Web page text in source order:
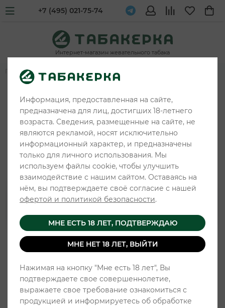
Интернет-магазин жевательного табака
+7 (495) 021-75-74
Главная Жевательные табаки и снюс
Информация, предоставленная на сайте,
предназначена для лиц, достигших 18-летнего
возраста. Сведения, размещенные на сайте, не
являются рекламой, носят исключительно
информационный характер, и предназначены
только для личного использования. Мы
используем файлы cookie, чтобы улучшить
взаимодействие с нашим сайтом. Оставаясь на
нём, вы подтверждаете своё согласие с нашей
офертой и политикой безопасности.
МНЕ ЕСТЬ 18 ЛЕТ, ПОДТВЕРЖДАЮ
МНЕ НЕТ 18 ЛЕТ, ВЫЙТИ
Нажимая на кнопку "Мне есть 18 лет", Вы
подтверждаете свое совершеннолетие,
выражаете свое требование ознакомиться с
продукцией и информируетесь об обработке